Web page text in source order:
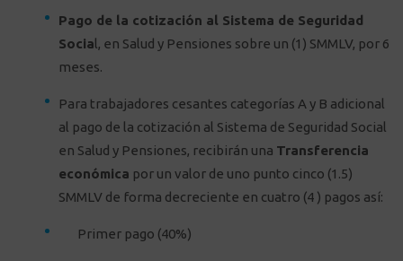
Pago de la cotización al Sistema de Seguridad
Socia l, en Salud y Pensiones sobre un (1) SMMLV, por 6
meses.
Para trabajadores cesantes categorías A y B adicional
al pago de la cotización al Sistema de Seguridad Social
en Salud y Pensiones, recibirán una Transferencia
económica por un valor de uno punto cinco (1.5)
SMMLV de forma decreciente en cuatro (4 ) pagos así:
Primer pago (40%)